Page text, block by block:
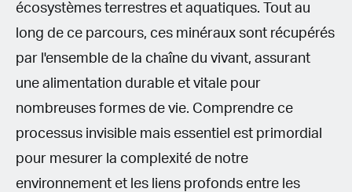
écosystèmes terrestres et aquatiques. Tout au
long de ce parcours, ces minéraux sont récupérés
par l'ensemble de la chaîne du vivant, assurant
une alimentation durable et vitale pour
nombreuses formes de vie. Comprendre ce
processus invisible mais essentiel est primordial
pour mesurer la complexité de notre
environnement et les liens profonds entre les